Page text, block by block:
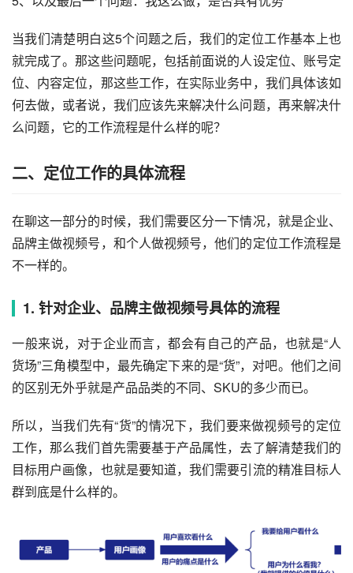
当我们清楚明白这5个问题之后，我们的定位工作基本上也
就完成了。那这些问题呢，包括前面说的人设定位、账号定
位、内容定位，那这些工作，在实际业务中，我们具体该如
何去做，或者说，我们应该先来解决什么问题，再来解决什
么问题，它的工作流程是什么样的呢？
二、定位工作的具体流程
在聊这一部分的时候，我们需要区分一下情况，就是企业、
品牌主做视频号，和个人做视频号，他们的定位工作流程是
不一样的。
1. 针对企业、品牌主做视频号具体的流程
一般来说，对于企业而言，都会有自己的产品，也就是“人
货场”三角模型中，最先确定下来的是“货”，对吧。他们之间
的区别无外乎就是产品品类的不同、SKU的多少而已。
所以，当我们先有“货”的情况下，我们要来做视频号的定位
工作，那么我们首先需要基于产品属性，去了解清楚我们的
目标用户画像，也就是要知道，我们需要引流的精准目标人
群到底是什么样的。